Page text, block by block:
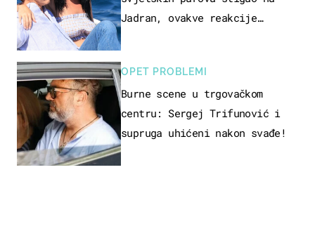
Jadran, ovakve reakcije
OPET PROBLEMI
Burne scene u trgovačkom
centru: Sergej Trifunović i
supruga uhićeni nakon svađe!